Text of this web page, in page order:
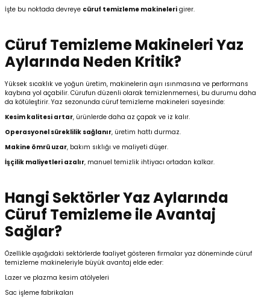
İşte bu noktada devreye cüruf temizleme makineleri girer.
Cüruf Temizleme Makineleri Yaz
Aylarında Neden Kritik?
Yüksek sıcaklık ve yoğun üretim, makinelerin aşırı ısınmasına ve performans
kaybına yol açabilir. Cürufun düzenli olarak temizlenmemesi, bu durumu daha
da kötüleştirir. Yaz sezonunda cüruf temizleme makineleri sayesinde:
Kesim kalitesi artar, ürünlerde daha az çapak ve iz kalır.
Operasyonel süreklilik sağlanır, üretim hattı durmaz.
Makine ömrü uzar, bakım sıklığı ve maliyeti düşer.
İşçilik maliyetleri azalır, manuel temizlik ihtiyacı ortadan kalkar.
Hangi Sektörler Yaz Aylarında
Cüruf Temizleme ile Avantaj
Sağlar?
Özellikle aşağıdaki sektörlerde faaliyet gösteren firmalar yaz döneminde cüruf
temizleme makineleriyle büyük avantaj elde eder:
Lazer ve plazma kesim atölyeleri
Sac işleme fabrikaları